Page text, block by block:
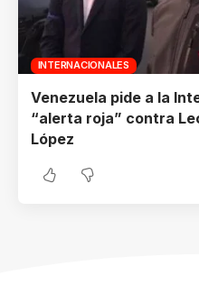
INTERNACIONALES
Venezuela pide a la
“alerta roja” contra
López